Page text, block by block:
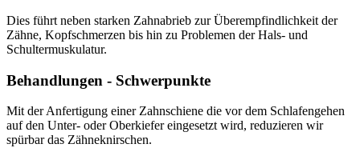
Dies führt neben starken Zahnabrieb zur Überempfindlichkeit der
Zähne, Kopfschmerzen bis hin zu Problemen der Hals- und
Schultermuskulatur.
Behandlungen - Schwerpunkte
Mit der Anfertigung einer Zahnschiene die vor dem Schlafengehen
auf den Unter- oder Oberkiefer eingesetzt wird, reduzieren wir
spürbar das Zähneknirschen.